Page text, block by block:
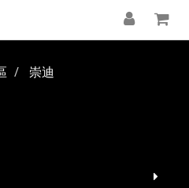
崇迪